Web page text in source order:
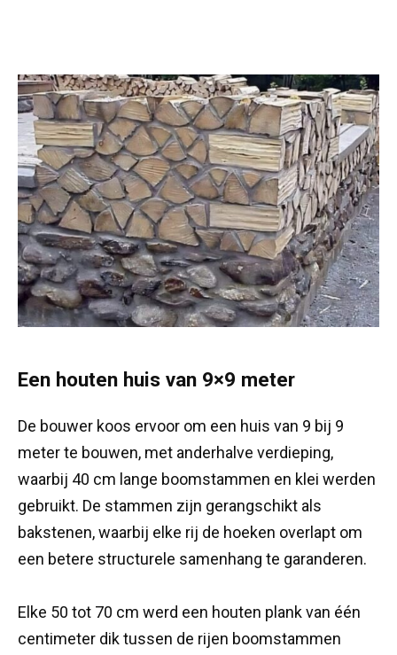
Een houten huis van 9×9 meter
De bouwer koos ervoor om een huis van 9 bij 9
meter te bouwen, met anderhalve verdieping,
waarbij 40 cm lange boomstammen en klei werden
gebruikt. De stammen zijn gerangschikt als
bakstenen, waarbij elke rij de hoeken overlapt om
een betere structurele samenhang te garanderen.
Elke 50 tot 70 cm werd een houten plank van één
centimeter dik tussen de rijen boomstammen